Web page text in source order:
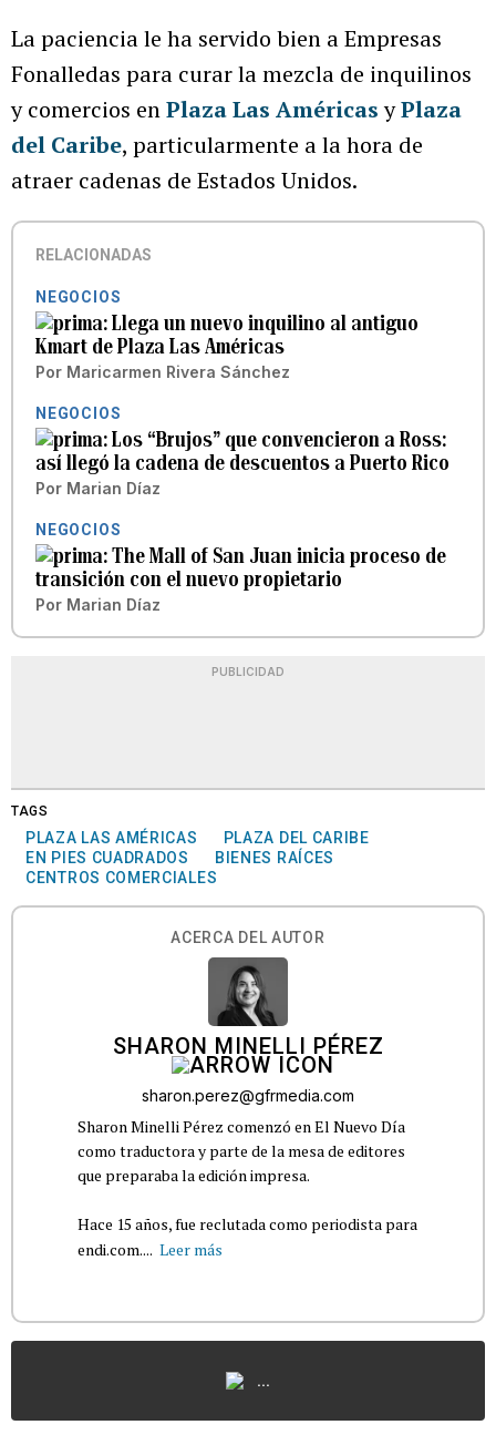
La paciencia le ha servido bien a Empresas
Fonalledas para curar la mezcla de inquilinos
y comercios enPlaza Las AméricasyPlaza
del Caribe, particularmente a la hora de
atraer cadenas de Estados Unidos.
RELACIONADAS
NEGOCIOS
Llega un nuevo inquilino al antiguo
Kmart de Plaza Las Américas
Por Maricarmen Rivera Sánchez
NEGOCIOS
Los “Brujos” que convencieron a Ross:
así llegó la cadena de descuentos a Puerto Rico
Por Marian Díaz
NEGOCIOS
The Mall of San Juan inicia proceso de
transición con el nuevo propietario
Por Marian Díaz
PUBLICIDAD
TAGS
PLAZA LAS AMÉRICAS
PLAZA DEL CARIBE
EN PIES CUADRADOS
BIENES RAÍCES
CENTROS COMERCIALES
ACERCA DEL AUTOR
SHARON MINELLI PÉREZ
sharon.perez@gfrmedia.com
Sharon Minelli Pérez comenzó en El Nuevo Día
como traductora y parte de la mesa de editores
que preparaba la edición impresa.
Hace 15 años, fue reclutada como periodista para
endi.com.... Leer más
...